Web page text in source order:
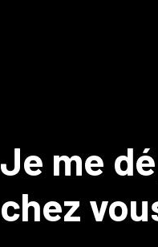
Je me
chez